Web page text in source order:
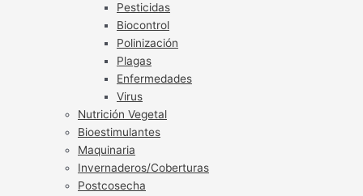
Pesticidas
Biocontrol
Polinización
Plagas
Enfermedades
Virus
Nutrición Vegetal
Bioestimulantes
Maquinaria
Invernaderos/Coberturas
Postcosecha